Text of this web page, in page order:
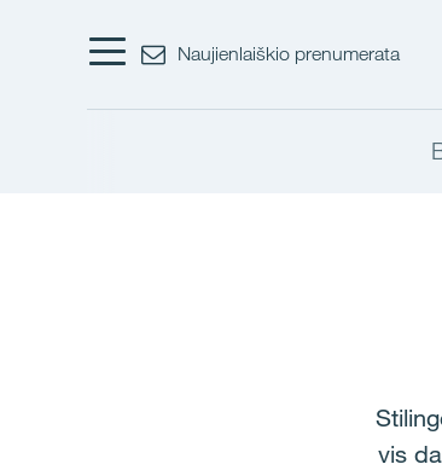
Naujienlaiškio prenumerata
vis